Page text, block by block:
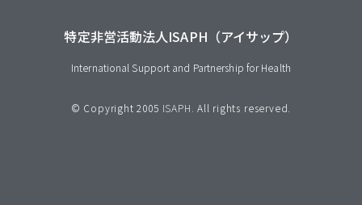
特定非営活動法人ISAPH（アイサップ）
International Support and Partnership for Health
© Copyright 2005 ISAPH . All rights reserved.